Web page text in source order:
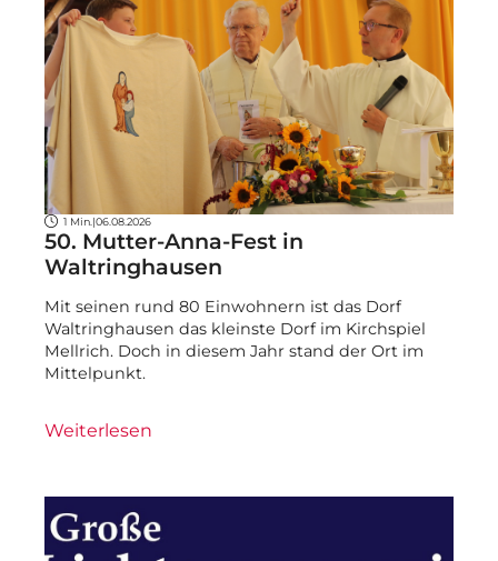
1 Min. |06.08.2026
50. Mutter-Anna-Fest in
Waltringhausen
Mit seinen rund 80 Einwohnern ist das Dorf
Waltringhausen das kleinste Dorf im Kirchspiel
Mellrich. Doch in diesem Jahr stand der Ort im
Mittelpunkt.
Weiterlesen